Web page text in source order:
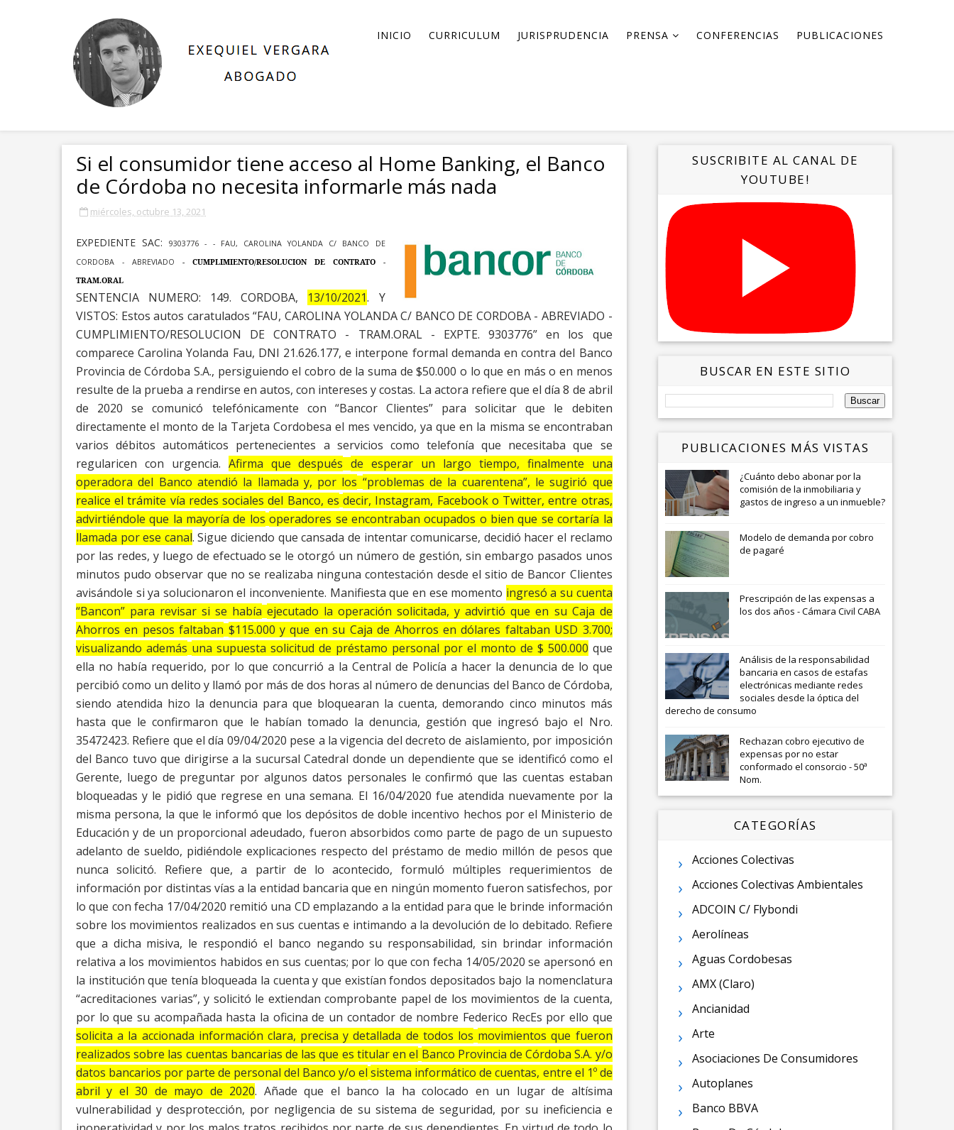
INICIO CURRICULUM JURISPRUDENCIA PRENSA CONFERENCIAS PUBLICACIONES
Si el consumidor tiene acceso al Home Banking, el Banco
de Córdoba no necesita informarle más nada
miércoles, octubre 13, 2021
EXPEDIENTE SAC:9303776 - - FAU, CAROLINA YOLANDA C/ BANCO DE
CORDOBA - ABREVIADO
- CUMPLIMIENTO/RESOLUCION DE CONTRATO -
TRAM.ORAL
SENTENCIA NUMERO: 149. CORDOBA, 13/10/2021.
Y
VISTOS: Estos autos caratulados“FAU, CAROLINA YOLANDA C/ BANCO DE CORDOBA - ABREVIADO -
CUMPLIMIENTO/RESOLUCION DE CONTRATO -
TRAM.ORAL - EXPTE. 9303776” en los que
comparece Carolina Yolanda Fau, DNI 21.626.177, e interpone formal demanda en contra del Banco
Provincia de Córdoba S.A., persiguiendo el cobro de la suma de $50.000 o lo que en más o en menos
resulte de la prueba a rendirse en autos, con intereses y costas. La actora refiere que el día 8 de abril
de 2020 se comunicó telefónicamente con “Bancor Clientes” para solicitar que le debiten
directamente el monto de la Tarjeta Cordobesa el mes vencido, ya que en la misma se encontraban
varios débitos automáticos pertenecientes a servicios como telefonía que necesitaba que se
regularicen con urgencia. Afirma que después de esperar un largo tiempo, finalmente una
operadora del Banco atendió la llamada y, por los “problemas de la cuarentena”, le sugirió que
realice el trámite vía redes sociales del Banco, es decir, Instagram, Facebook o Twitter, entre otras,
advirtiéndole que la mayoría de los operadores se encontraban ocupados o bien que se cortaría la
llamada por ese canal. Sigue diciendo que cansada de intentar comunicarse, decidió hacer el reclamo
por las redes, y luego de efectuado se le otorgó un número de gestión, sin embargo pasados unos
minutos pudo observar que no se realizaba ninguna contestación desde el sitio de Bancor Clientes
avisándole si ya solucionaron el inconveniente. Manifiesta que en ese momento ingresó a su cuenta
“Bancon” para revisar si se había ejecutado la operación solicitada, y advirtió que en su Caja de
Ahorros en pesos faltaban $115.000 y que en su Caja de Ahorros en dólares faltaban USD 3.700;
visualizando además una supuesta solicitud de préstamo personal por el monto de $ 500.000 que
ella no había requerido, por lo que concurrió a la Central de Policía a hacer la denuncia de lo que
percibió como un delito y llamó por más de dos horas al número de denuncias del Banco de Córdoba,
siendo atendida hizo la denuncia para que bloquearan la cuenta, demorando cinco minutos más
hasta que le confirmaron que le habían tomado la denuncia, gestión que ingresó bajo el Nro.
35472423. Refiere que el día 09/04/2020 pese a la vigencia del decreto de aislamiento, por imposición
del Banco tuvo que dirigirse a la sucursal Catedral donde un dependiente que se identificó como el
Gerente, luego de preguntar por algunos datos personales le confirmó que las cuentas estaban
bloqueadas y le pidió que regrese en una semana. El 16/04/2020 fue atendida nuevamente por la
misma persona, la que le informó que los depósitos de doble incentivo hechos por el Ministerio de
Educación y de un proporcional adeudado, fueron absorbidos como parte de pago de un supuesto
adelanto de sueldo, pidiéndole explicaciones respecto del préstamo de medio millón de pesos que
nunca solicitó.
Refiere que, a partir de lo acontecido, formuló múltiples requerimientos de
información por distintas vías a la entidad bancaria que en ningún momento fueron satisfechos, por
lo que con fecha 17/04/2020 remitió una CD emplazando a la entidad para que le brinde información
sobre los movimientos realizados en sus cuentas e intimando a la devolución de lo debitado. Refiere
que a dicha misiva, le respondió el banco negando su responsabilidad, sin brindar información
relativa a los movimientos habidos en sus cuentas; por lo que con fecha 14/05/2020 se apersonó en
la institución que tenía bloqueada la cuenta y que existían fondos depositados bajo la nomenclatura
“acreditaciones varias”, y solicitó le extiendan comprobante papel de los movimientos de la cuenta,
por lo que su acompañada hasta la oficina de un contador de nombre Federico RecEs por ello que
solicita a la accionada información clara, precisa y detallada de todos los movimientos que fueron
realizados sobre las cuentas bancarias de las que es titular en el Banco Provincia de Córdoba S.A. y/o
datos bancarios por parte de personal del Banco y/o el sistema informático de cuentas, entre el 1º de
abril y el 30 de mayo de 2020. Añade que el banco la ha colocado en un lugar de altísima
vulnerabilidad y desprotección, por negligencia de su sistema de seguridad, por su ineficiencia e
SUSCRIBITE AL CANAL DE
YOUTUBE!
BUSCAR EN ESTE SITIO
PUBLICACIONES MÁS VISTAS
¿Cuánto debo abonar por la
comisión de la inmobiliaria y
gastos de ingreso a un inmueble?
Modelo de demanda por cobro
de pagaré
Prescripción de las expensas a
los dos años - Cámara Civil CABA
Análisis de la responsabilidad
bancaria en casos de estafas
electrónicas mediante redes
sociales desde la óptica del
derecho de consumo
Rechazan cobro ejecutivo de
expensas por no estar
conformado el consorcio - 50ª
Nom.
CATEGORÍAS
Acciones Colectivas
Acciones Colectivas Ambientales
ADCOIN C/ Flybondi
Aerolíneas
Aguas Cordobesas
AMX (Claro)
Ancianidad
Arte
Asociaciones De Consumidores
Autoplanes
Banco BBVA